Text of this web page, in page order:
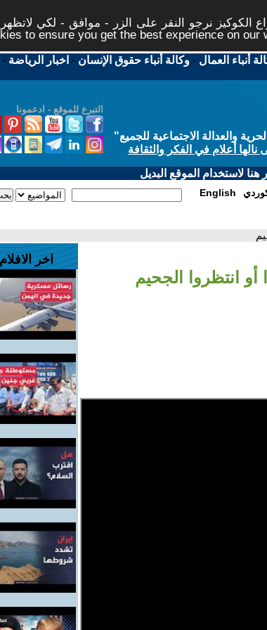
نرجو النقر على الزر - موافق - لكي
to ensure you get the best experience on our
أنباء العمال -وكالة أنباء حقوق الإنسان - اخبار الرياضة -
التبرع للموقع - ادعمونا
والعدالة الاجتماعية للجميع"
أعلام في الفكر والثقافة
لاستخدام الموقع البديل
English
أو انتظروا الجحيم
اخر الافلام